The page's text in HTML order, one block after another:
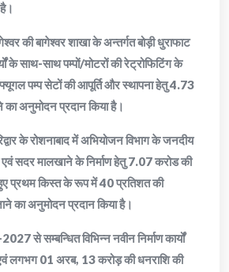
की बागेश्वर शाखा के अन्तर्गत बोड़ी धुराफाट
के साथ-साथ पम्पों/मोटरों की रेट्रोफिटिंग के
पम्प सेटों की आपूर्ति और स्थापना हेतु 4.73
अनुमोदन प्रदान किया है।
के रोशनाबाद में अभियोजन विभाग के जनदीय
एवं सदर मालखाने के निर्माण हेतु 7.07 करोड की
प्रथम किस्त के रूप में 40 प्रतिशत की
का अनुमोदन प्रदान किया है।
से सम्बन्धित विभिन्न नवीन निर्माण कार्यों
लगभग 01 अरब, 13 करोड़ की धनराशि की